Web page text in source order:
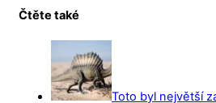
Čtěte také
Toto byl největší